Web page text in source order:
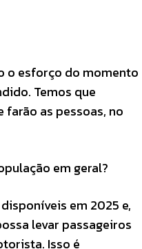
o esforço do momento
Temos que
as pessoas, no
em geral?
em 2025 e,
levar passageiros
Isso é